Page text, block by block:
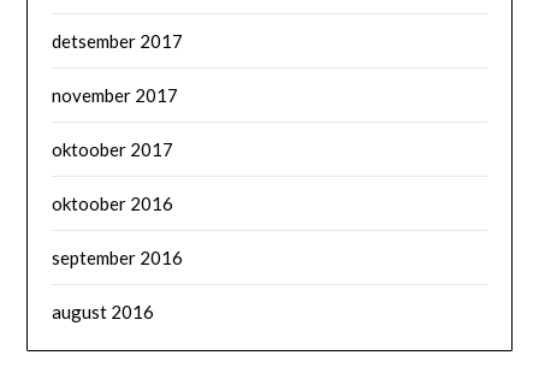
detsember 2017
november 2017
oktoober 2017
oktoober 2016
september 2016
august 2016